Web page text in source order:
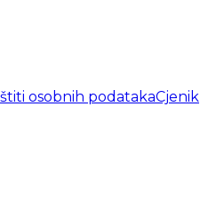
osobnih podatakaCjenik